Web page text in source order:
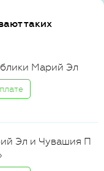
таких
Марий Эл
Эл и Чувашия П